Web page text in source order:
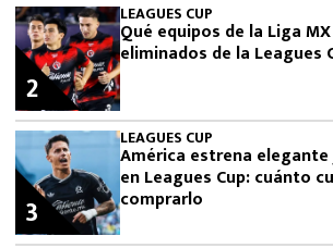
LEAGUES CUP
Qué equipos de la Liga
eliminados de la Leagues
2
LEAGUES CUP
América estrena
en Leagues Cup: cuánto
comprarlo
3